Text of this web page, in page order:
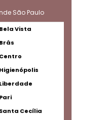
São Paulo
Bela Vista
Brás
Centro
Higienópolis
Liberdade
Pari
Santa Cecília